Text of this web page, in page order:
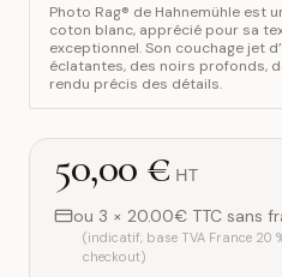
Photo Rag® de Hahnemühle est
coton blanc, apprécié pour sa
exceptionnel. Son couchage jet
éclatantes, des noirs profonds,
rendu précis des détails.
50,00 € HT
ou 3 × 20.00€ TTC sans
(indicatif, base TVA France
checkout)